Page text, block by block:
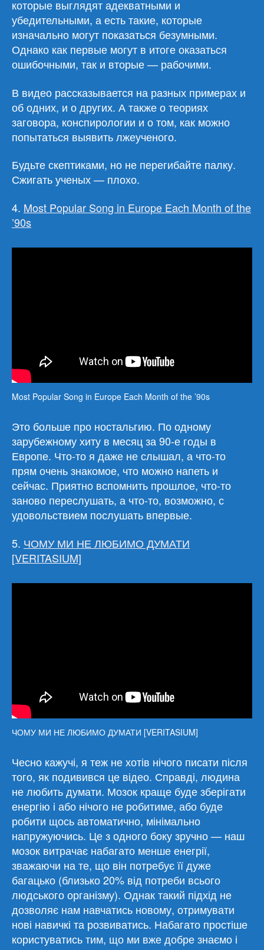
которые выглядят адекватными и
убедительными, а есть такие, которые
изначально могут показаться безумными.
Однако как первые могут в итоге оказаться
ошибочными, так и вторые — рабочими.
В видео рассказывается на разных примерах и
об одних, и о других. А также о теориях
заговора, конспирологии и о том, как можно
попытаться выявить лжеученого.
Будьте скептиками, но не перегибайте палку.
Сжигать ученых — плохо.
4. Most Popular Song in Europe Each Month of the
’90s
Most Popular Song in Europe Each Month of the ’90s
Это больше про ностальгию. По одному
зарубежному хиту в месяц за 90-е годы в
Европе. Что-то я даже не слышал, а что-то
прям очень знакомое, что можно напеть и
сейчас. Приятно вспомнить прошлое, что-то
заново переслушать, а что-то, возможно, с
удовольствием послушать впервые.
5. ЧОМУ МИ НЕ ЛЮБИМО ДУМАТИ
[VERITASIUM]
ЧОМУ МИ НЕ ЛЮБИМО ДУМАТИ [VERITASIUM]
Чесно кажучі, я теж не хотів нічого писати після
того, як подивився це відео. Справді, людина
не любить думати. Мозок краще буде зберігати
енергію і або нічого не робитиме, або буде
робити щось автоматично, мінімально
напружуючись. Це з одного боку зручно — наш
мозок витрачає набагато менше енегрії,
зважаючи на те, що він потребує її дуже
багацько (близько 20% від потреби всього
людського організму). Однак такий підхід не
дозволяє нам навчатись новому, отримувати
нові навичкі та розвиватись. Набагато простіше
користуватись тим, що ми вже добре знаємо і